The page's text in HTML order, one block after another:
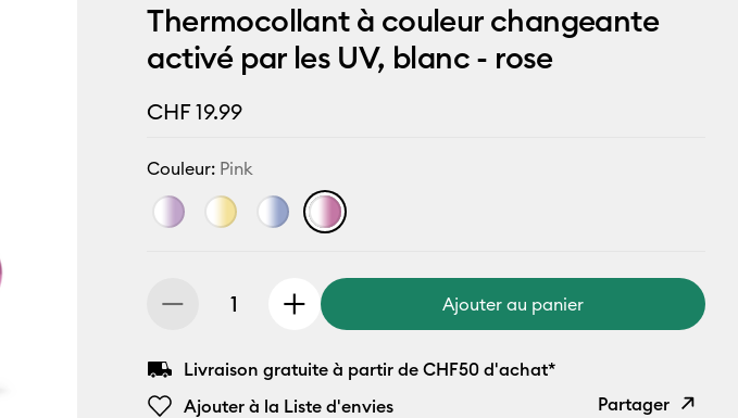
Thermocollant à couleur changeante
activé par les UV, blanc - rose
CHF 19.99
Couleur: Pink
Ajouter au panier
Livraison gratuite à partir de CHF50 d'achat*
Ajouter à la Liste d'envies
Partager